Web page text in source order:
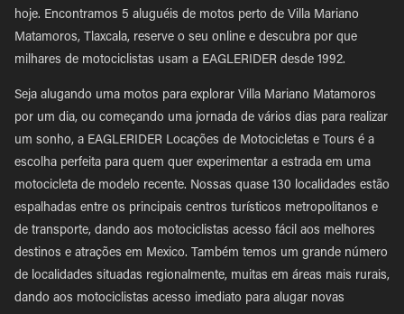
hoje. Encontramos 5 aluguéis de motos perto de Villa Mariano
Matamoros, Tlaxcala, reserve o seu online e descubra por que
milhares de motociclistas usam a EAGLERIDER desde 1992.
Seja alugando uma motos para explorar Villa Mariano Matamoros
por um dia, ou começando uma jornada de vários dias para realizar
um sonho, a EAGLERIDER Locações de Motocicletas e Tours é a
escolha perfeita para quem quer experimentar a estrada em uma
motocicleta de modelo recente. Nossas quase 130 localidades estão
espalhadas entre os principais centros turísticos metropolitanos e
de transporte, dando aos motociclistas acesso fácil aos melhores
destinos e atrações em Mexico. Também temos um grande número
de localidades situadas regionalmente, muitas em áreas mais rurais,
dando aos motociclistas acesso imediato para alugar novas